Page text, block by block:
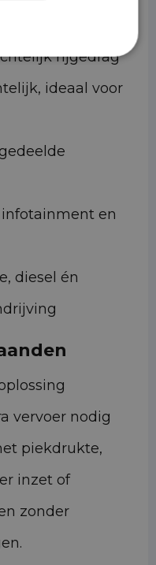
capaciteit
rijgedrag
ideaal voor
infotainment en
diesel én
vervoer nodig
piekdrukte,
inzet of
zonder